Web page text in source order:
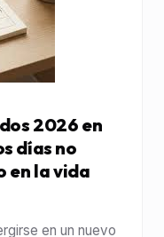
2026 en
días no
en la vida
en un nuevo